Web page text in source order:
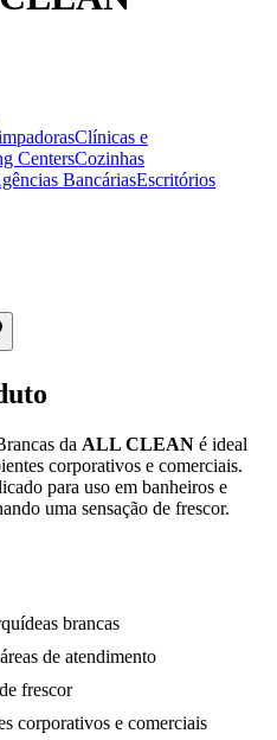
Clínicas e
CentersCozinhas
BancáriasEscritórios
da ALL CLEAN é ideal
corporativos e comerciais.
para uso em banheiros e
uma sensação de frescor.
brancas
de atendimento
frescor
corporativos e comerciais